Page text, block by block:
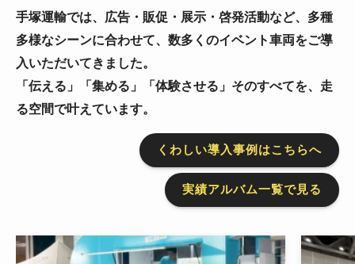
手塚運輸では、広告・販促・展示・啓発活動など、 多種
多様なシーンに合わせて、数多くのイベント車両をご導
入いただいてきました。
「伝える」「集める」「体験させる」そのすべてを、走
る空間で叶えています。
くわしい導入事例はこちらへ
実績アルバム一覧で見る